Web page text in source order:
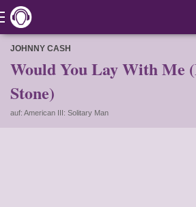
JOHNNY CASH
Would You Lay With Me
Stone)
auf: American III: Solitary Man